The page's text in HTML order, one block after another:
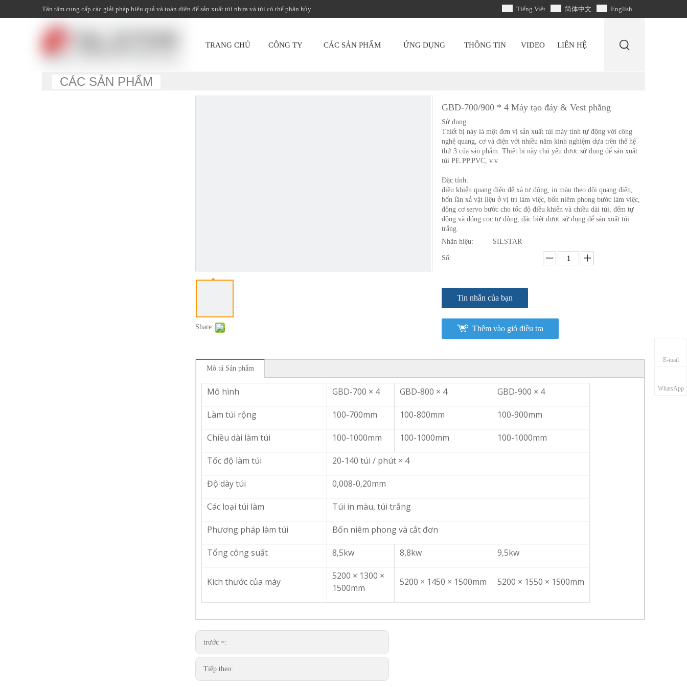
Tận tâm cung cấp các giải pháp hiệu quả và toàn diện để sản xuất túi nhựa và túi có thể phân hủy Tiếng Việt 简体中文 English
TRANG CHỦ CÔNG TY CÁC SẢN PHẨM ỨNG DỤNG THÔNG TIN VIDEO LIÊN HỆ
CÁC SẢN PHẨM
Share:
GBD-700/900 * 4 Máy tạo đáy & Vest phẳng
Sử dụng:
Thiết bị này là một đơn vị sản xuất túi máy tính tự động với công
nghệ quang, cơ và điện với nhiều năm kinh nghiệm dựa trên thế hệ
thứ 3 của sản phẩm. Thiết bị này chủ yếu được sử dụng để sản xuất
túi PE.PP.PVC, v.v.
Đặc tính:
điều khiển quang điện để xả tự động, in màu theo dõi quang điện,
bốn lần xả vật liệu ở vị trí làm việc, bốn niêm phong bước làm việc,
động cơ servo bước cho tốc độ điều khiển và chiều dài túi, đếm tự
động và đóng cọc tự động, đặc biệt được sử dụng để sản xuất túi
trắng.
Nhãn hiệu:
SILSTAR
Số:
Tin nhắn của bạn
Thêm vào giỏ điều tra
Mô tả Sản phẩm
Mô hình GBD-700 × 4 GBD-800 × 4 GBD-900 × 4
Làm túi rộng 100-700mm 100-800mm 100-900mm
Chiều dài làm túi 100-1000mm 100-1000mm 100-1000mm
Tốc độ làm túi 20-140 túi / phút × 4
Độ dày túi 0,008-0,20mm
Các loại túi làm Túi in màu, túi trắng
Phương pháp làm túi Bốn niêm phong và cắt đơn
Tổng công suất 8,5kw 8,8kw 9,5kw
Kích thước của máy
5200 × 1300 ×
1500mm
5200 × 1450 × 1500mm 5200 × 1550 × 1500mm
trước =:
Tiếp theo:
E-mail
WhatsApp